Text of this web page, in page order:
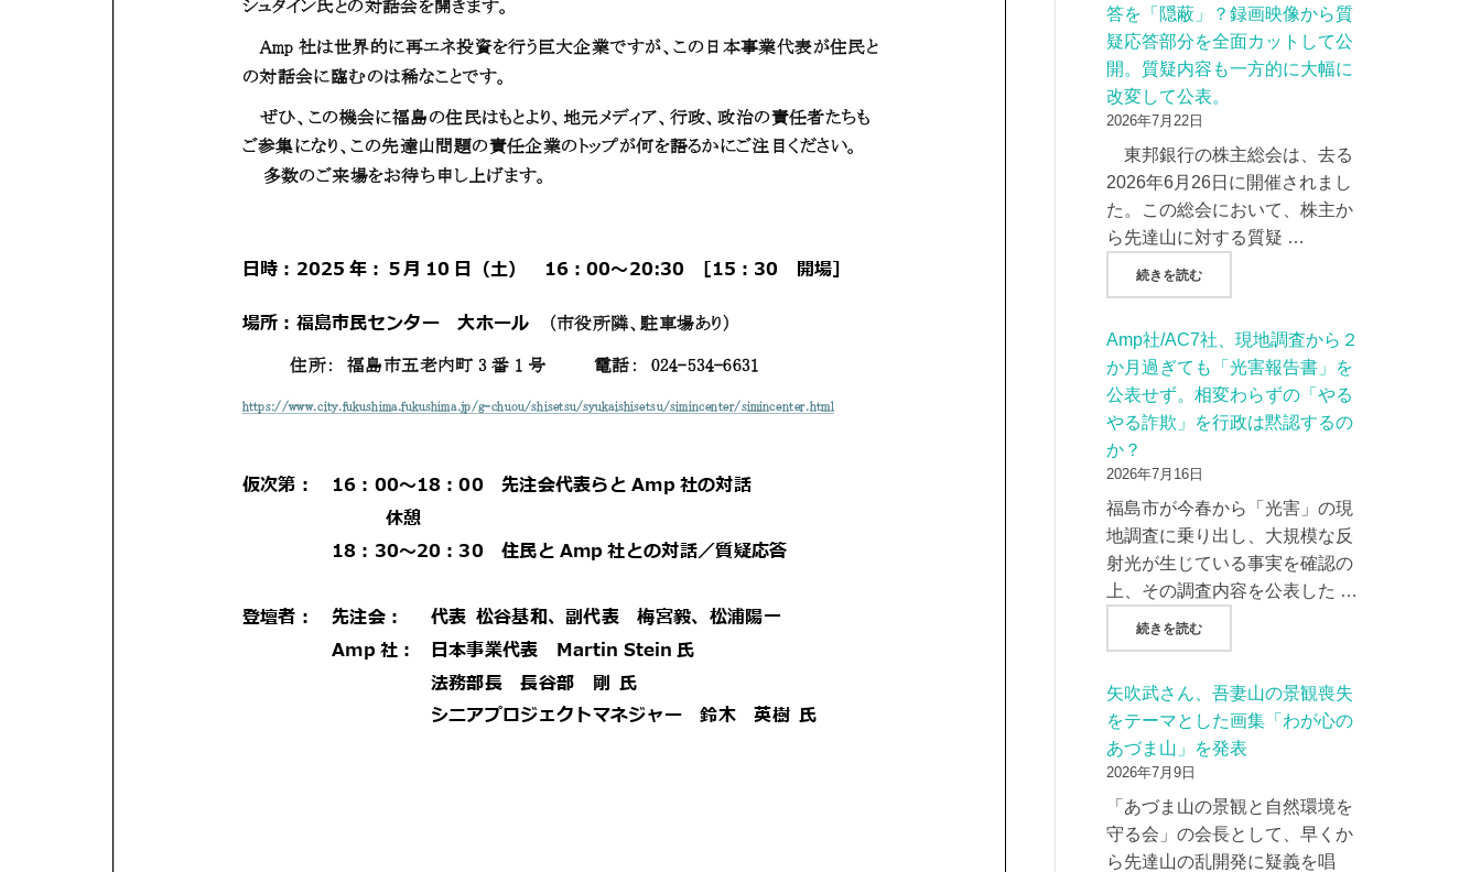
答を「隠蔽」？録画映像から質
疑応答部分を全面カットして公
開。質疑内容も一方的に大幅に
改変して公表。
2026年7月22日
東邦銀行の株主総会は、去る
2026年6月26日に開催されまし
た。この総会において、株主か
ら先達山に対する質疑 …
続きを読む"東邦銀行、株主総会での質疑応答を「隠蔽」
Amp社/AC7社、現地調査から２
か月過ぎても「光害報告書」を
公表せず。相変わらずの「やる
やる詐欺」を行政は黙認するの
か？
2026年7月16日
福島市が今春から「光害」の現
地調査に乗り出し、大規模な反
射光が生じている事実を確認の
上、その調査内容を公表した …
続きを読む"AMP社/AC7社、現地調査から２か月過ぎて
矢吹武さん、吾妻山の景観喪失
をテーマとした画集「わが心の
あづま山」を発表
2026年7月9日
「あづま山の景観と自然環境を
守る会」の会長として、早くか
ら先達山の乱開発に疑義を唱